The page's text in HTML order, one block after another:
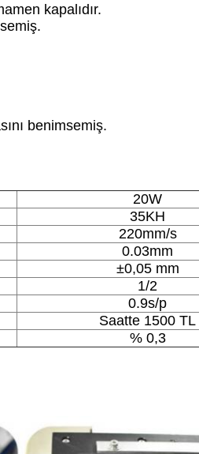
kapalıdır.
benimsemiş.
20W
35KH
220mm/s
0.03mm
±0,05 mm
1/2
0.9s/p
Saatte 1500 TL
% 0,3